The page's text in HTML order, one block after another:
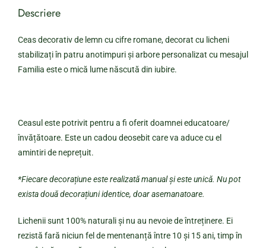
Descriere
Ceas decorativ de lemn cu cifre romane, decorat cu licheni
stabilizați în patru anotimpuri și arbore personalizat cu mesajul
Familia este o mică lume născută din iubire.
Ceasul este potrivit pentru a fi oferit doamnei educatoare/
învățătoare. Este un cadou deosebit care va aduce cu el
amintiri de neprețuit.
*Fiecare decorațiune este realizată manual și este unică. Nu pot
exista două decorațiuni identice, doar asemanatoare.
Lichenii sunt 100% naturali și nu au nevoie de întreținere. Ei
rezistă fară niciun fel de mentenanță între 10 și 15 ani, timp în